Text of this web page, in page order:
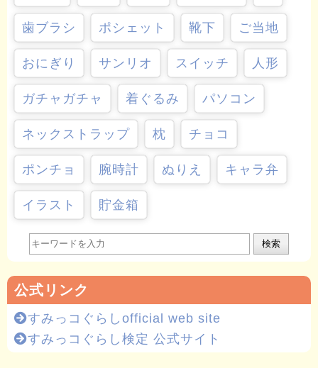
歯ブラシ ポシェット 靴下 ご当地
おにぎり サンリオ スイッチ 人形
ガチャガチャ 着ぐるみ パソコン
ネックストラップ 枕 チョコ
ポンチョ 腕時計 ぬりえ キャラ弁
イラスト 貯金箱
検索
公式リンク
すみっコぐらしofficial web site
すみっコぐらし検定 公式サイト